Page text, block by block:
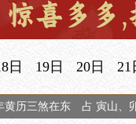
日 19日 20日 21
黄历三煞在东 占 寅山